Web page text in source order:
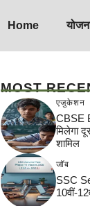
Home
MOST
एजुकेशन
CBSE
मिलेगा
शामिल
जॉब
SSC
10वीं-